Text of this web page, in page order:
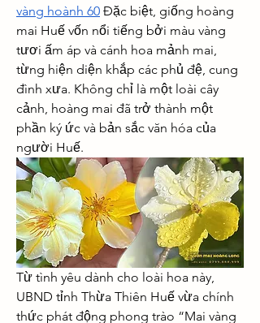
vàng hoành 60 Đặc biệt, giống hoàng
mai Huế vốn nổi tiếng bởi màu vàng
tươi ấm áp và cánh hoa mảnh mai,
từng hiện diện khắp các phủ đệ, cung
đình xưa. Không chỉ là một loài cây
cảnh, hoàng mai đã trở thành một
phần ký ức và bản sắc văn hóa của
người Huế.
Từ tình yêu dành cho loài hoa này,
UBND tỉnh Thừa Thiên Huế vừa chính
thức phát động phong trào “Mai vàng